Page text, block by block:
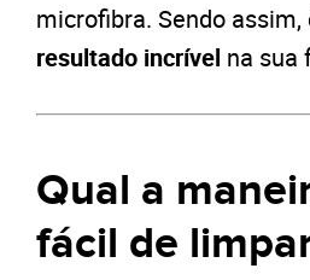
microfibra. Sendo
resultado incrível na sua
Qual a
fácil de